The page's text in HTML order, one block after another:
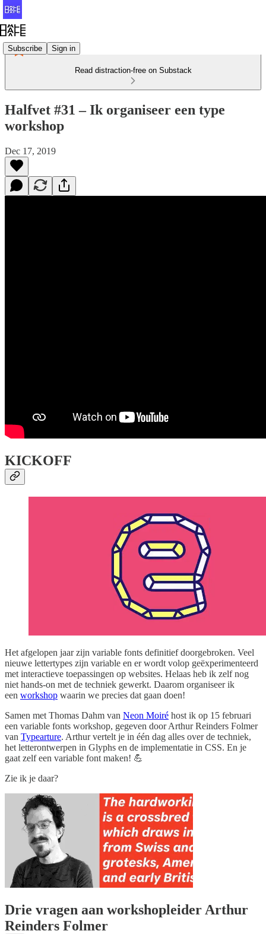
Subscribe Sign in
Read distraction-free on Substack
Halfvet #31 – Ik organiseer een type
workshop
Dec 17, 2019
KICKOFF
Het afgelopen jaar zijn variable fonts definitief doorgebroken. Veel
nieuwe lettertypes zijn variable en er wordt volop geëxperimenteerd
met interactieve toepassingen op websites. Helaas heb ik zelf nog
niet hands-on met de techniek gewerkt. Daarom organiseer ik
een workshop waarin we precies dat gaan doen!
Samen met Thomas Dahm van Neon Moiré host ik op 15 februari
een variable fonts workshop, gegeven door Arthur Reinders Folmer
van Typearture. Arthur vertelt je in één dag alles over de techniek,
het letterontwerpen in Glyphs en de implementatie in CSS. En je
gaat zelf een variable font maken! 💪
Zie ik je daar?
Drie vragen aan workshopleider Arthur
Reinders Folmer